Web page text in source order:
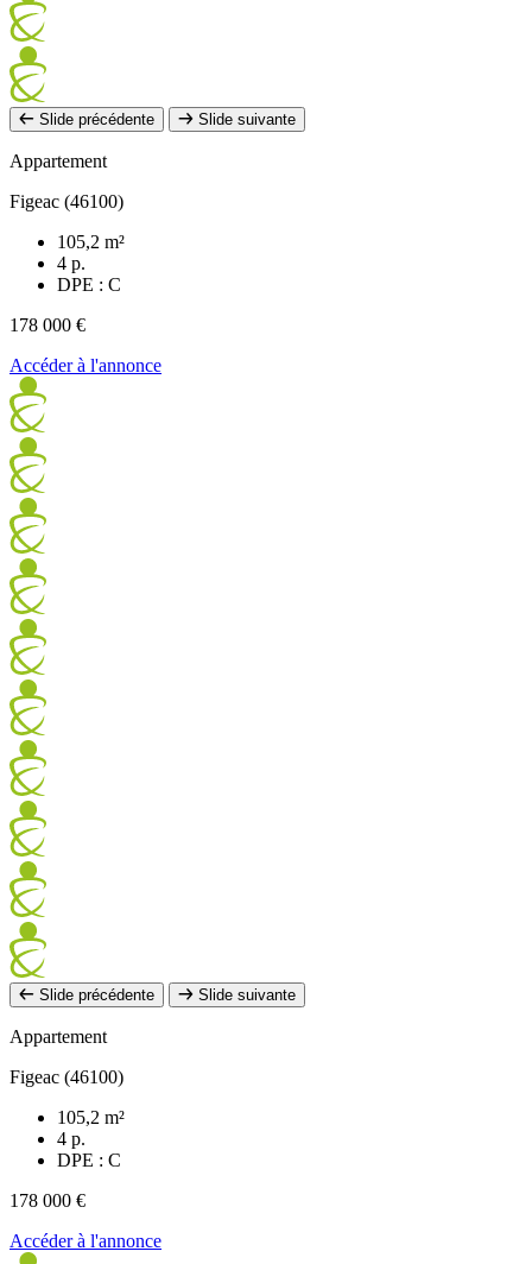
Slide précédente Slide suivante
Appartement
Figeac (46100)
105,2 m²
4 p.
DPE : C
178 000 €
Accéder à l'annonce
Slide précédente Slide suivante
Appartement
Figeac (46100)
105,2 m²
4 p.
DPE : C
178 000 €
Accéder à l'annonce